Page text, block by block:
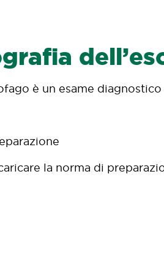
è un esame
la norma di